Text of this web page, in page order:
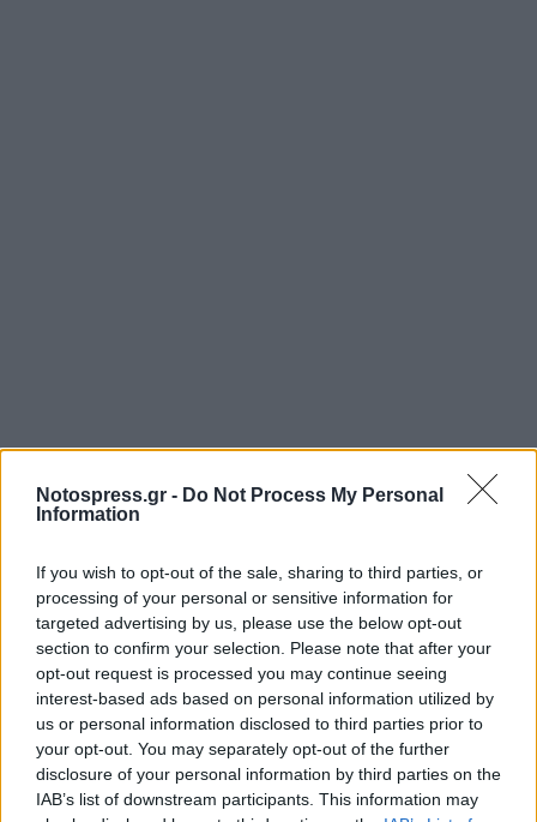
Notospress.gr - Do Not Process My Personal
Information
If you wish to opt-out of the sale, sharing to third parties, or
processing of your personal or sensitive information for
targeted advertising by us, please use the below opt-out
section to confirm your selection. Please note that after your
opt-out request is processed you may continue seeing
interest-based ads based on personal information utilized by
us or personal information disclosed to third parties prior to
your opt-out. You may separately opt-out of the further
disclosure of your personal information by third parties on the
IAB’s list of downstream participants. This information may